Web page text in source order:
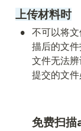
上传材料时
•
不可以将
描后的文件
文件无法辨
提交的文
免费扫描